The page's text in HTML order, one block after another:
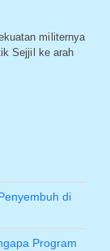
militernya
Sejjil ke arah
di
Program